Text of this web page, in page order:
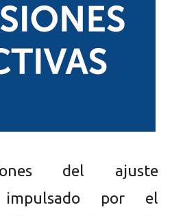
del ajuste
impulsado por el